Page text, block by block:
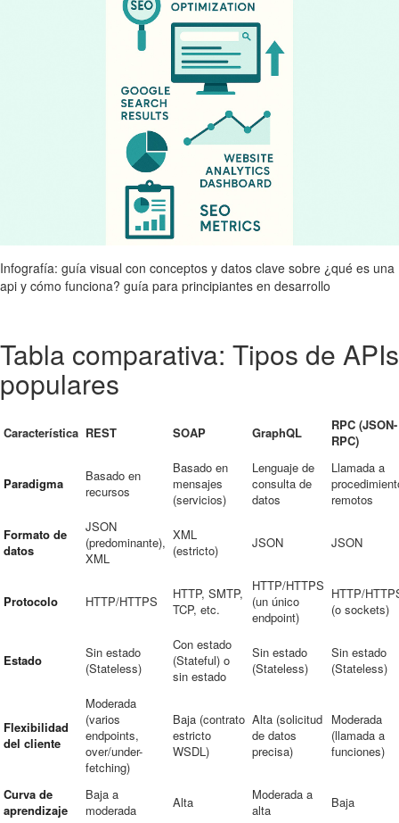
Infografía: guía visual con conceptos y datos clave sobre ¿qué es una
api y cómo funciona? guía para principiantes en desarrollo
Tabla comparativa: Tipos de APIs
populares
Característica REST SOAP GraphQL
RPC (JSON-
RPC)
Paradigma
Basado en
recursos
Basado en
mensajes
(servicios)
Lenguaje de
consulta de
datos
Llamada a
remotos
Formato de
datos
JSON
(predominante),
XML
XML
(estricto)
JSON JSON
Protocolo HTTP/HTTPS
HTTP, SMTP,
TCP, etc.
HTTP/HTTPS
(un único
endpoint)
HTTP/
(o sockets)
Estado
Sin estado
(Stateless)
Con estado
(Stateful) o
sin estado
Sin estado
(Stateless)
Sin estado
(Stateless)
Flexibilidad
del cliente
Moderada
(varios
endpoints,
over/under-
fetching)
Baja (contrato
estricto
WSDL)
Alta (solicitud
de datos
precisa)
Moderada
(llamada a
funciones)
Curva de
aprendizaje
Baja a
moderada
Alta
Moderada a
alta
Baja